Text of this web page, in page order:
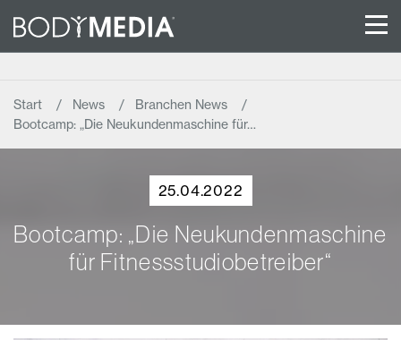
Start News
Branchen News
Bootcamp: „Die Neukundenmaschine für…
25.04.2022
Bootcamp: „Die Neukundenmaschine
für Fitnessstudiobetreiber“